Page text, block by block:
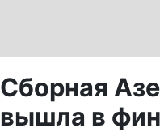
Сборная
вышла в